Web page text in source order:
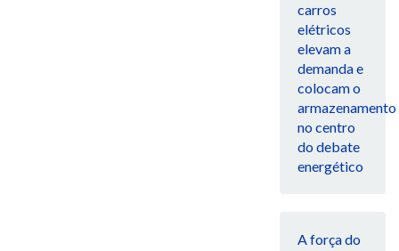
carros
elétricos
elevam a
demanda e
colocam o
armazenamento
no centro
do debate
energético
A força do